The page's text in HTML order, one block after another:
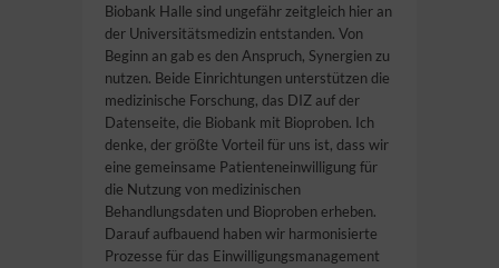
Biobank Halle sind ungefähr zeitgleich hier an
der Universitätsmedizin entstanden. Von
Beginn an gab es den Anspruch, Synergien zu
nutzen. Beide Einrichtungen unterstützen die
medizinische Forschung, das DIZ auf der
Datenseite, die Biobank mit Bioproben. Ich
denke, der größte Vorteil für uns ist, dass wir
eine gemeinsame Patienteneinwilligung für
die Nutzung von medizinischen
Behandlungsdaten und Bioproben erheben.
Darauf aufbauend haben wir harmonisierte
Prozesse für das Einwilligungsmanagement